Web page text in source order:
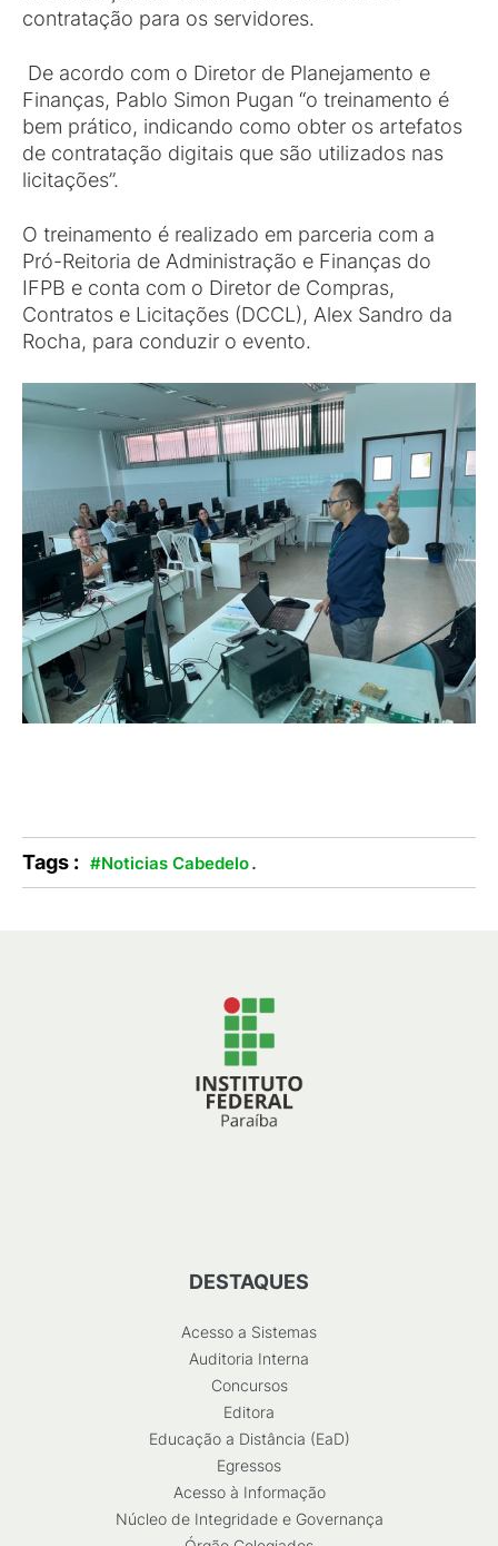
contratação para os servidores.
De acordo com o Diretor de Planejamento e
Finanças, Pablo Simon Pugan “o treinamento é
bem prático, indicando como obter os artefatos
de contratação digitais que são utilizados nas
licitações”.
O treinamento é realizado em parceria com a
Pró-Reitoria de Administração e Finanças do
IFPB e conta com o Diretor de Compras,
Contratos e Licitações (DCCL), Alex Sandro da
Rocha, para conduzir o evento.
Tags : #Noticias Cabedelo.
DESTAQUES
Acesso a Sistemas
Auditoria Interna
Concursos
Editora
Educação a Distância (EaD)
Egressos
Acesso à Informação
Núcleo de Integridade e Governança